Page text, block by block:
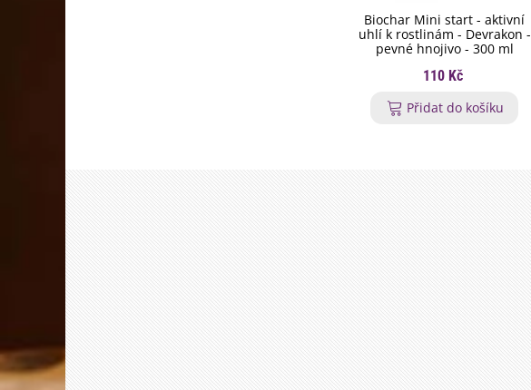
Biochar Mini start - aktivní
uhlí k rostlinám - Devrakon -
pevné hnojivo - 300 ml
110 Kč
Přidat do košíku